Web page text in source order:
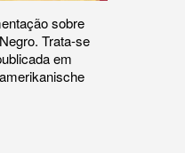
sobre
Trata-se
em